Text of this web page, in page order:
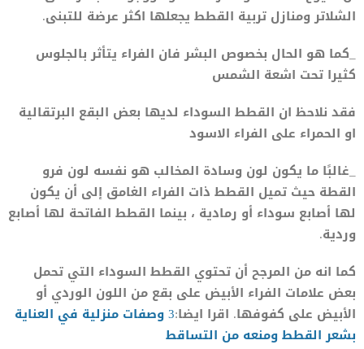
الشلاتر ومنازل تربية القطط يجعلها اكثر عرضة للتبنى.
_كما هو الحال بخصوص البشر فان الفراء يتأثر بالجلوس
كثيرا تحت اشعة الشمس
فقد نلاحظ ان القطط السوداء لديها بعض البقع البرتقالية
او الحمراء على الفراء الاسود
_غالبًا ما يكون لون وسادة المخالب هو نفسه لون فرو
القطة حيث تميل القطط ذات الفراء الغامق إلى أن يكون
لها أصابع سوداء أو رمادية ، بينما القطط الفاتحة لها أصابع
وردية.
كما انه من المرجح أن تحتوي القطط السوداء التي تحمل
بعض علامات الفراء الأبيض على بقع من اللون الوردي أو
الأبيض على كفوفها. اقرا ايضا: 3 وصفات منزلية في العناية
بشعر القطط ومنعه من التساقط